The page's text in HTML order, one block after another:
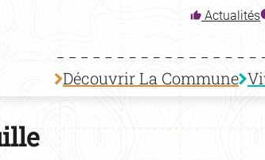
Actualités
Découvrir La Commune